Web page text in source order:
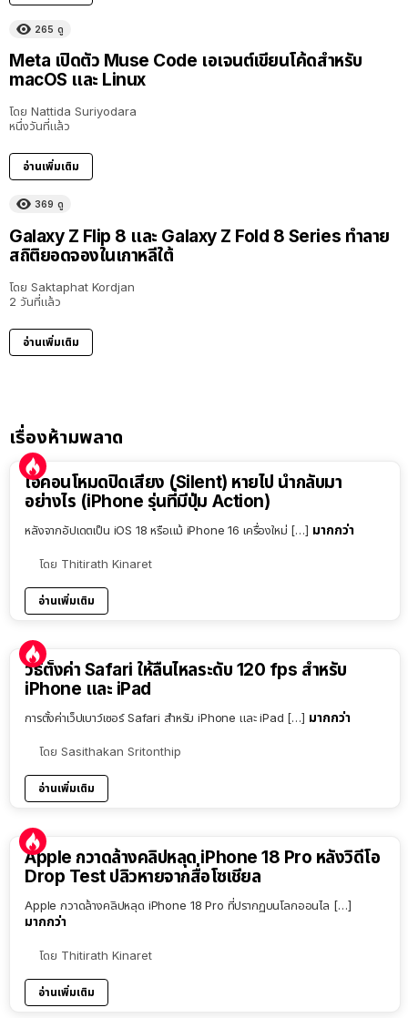
265 ดู
Meta เปิดตัว Muse Code เอเจนต์เขียนโค้ดสำหรับ
macOS และ Linux
โดย Nattida Suriyodara
หนึ่งวันที่แล้ว
อ่านเพิ่มเติม
369 ดู
Galaxy Z Flip 8 และ Galaxy Z Fold 8 Series ทำลาย
สถิติยอดจองในเกาหลีใต้
โดย Saktaphat Kordjan
2 วันที่แล้ว
อ่านเพิ่มเติม
เรื่องห้ามพลาด
ไอคอนโหมดปิดเสียง (Silent) หายไป นำกลับมา
อย่างไร (iPhone รุ่นที่มีปุ่ม Action)
หลังจากอัปเดตเป็น iOS 18 หรือแม้ iPhone 16 เครื่องใหม่ […] มากกว่า
โดย Thitirath Kinaret
อ่านเพิ่มเติม
วิธีตั้งค่า Safari ให้ลื่นไหลระดับ 120 fps สำหรับ
iPhone และ iPad
การตั้งค่าเว็ปเบาว์เซอร์ Safari สำหรับ iPhone และ iPad […] มากกว่า
โดย Sasithakan Sritonthip
อ่านเพิ่มเติม
Apple กวาดล้างคลิปหลุด iPhone 18 Pro หลังวิดีโอ
Drop Test ปลิวหายจากสื่อโซเชียล
Apple กวาดล้างคลิปหลุด iPhone 18 Pro ที่ปรากฏบนโลกออนไล […]
มากกว่า
โดย Thitirath Kinaret
อ่านเพิ่มเติม